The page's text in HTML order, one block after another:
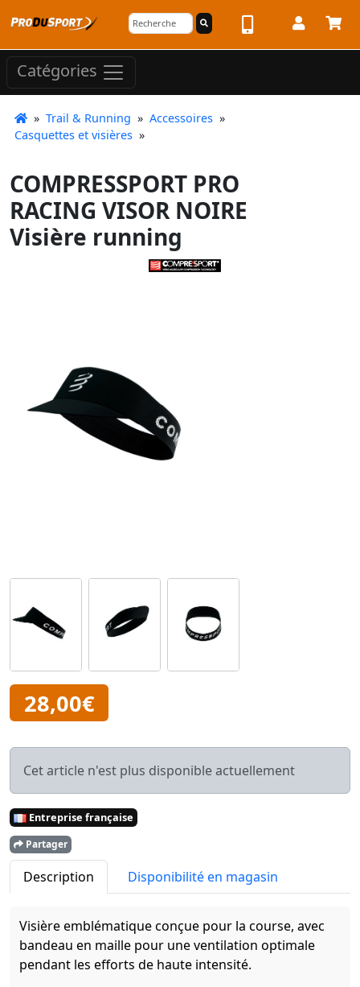
Catégories
» Trail & Running » Accessoires »
Casquettes et visières »
COMPRESSPORT PRO
RACING VISOR NOIRE
Visière running
28,00€
Cet article n'est plus disponible actuellement
Entreprise française
Partager
Description Disponibilité en magasin
Visière emblématique conçue pour la course, avec
bandeau en maille pour une ventilation optimale
pendant les efforts de haute intensité.